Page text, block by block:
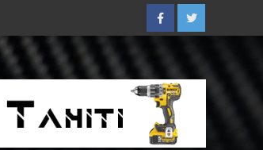
FacebookTwitter